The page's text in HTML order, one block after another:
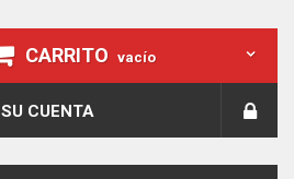
CARRITO vacío
SU CUENTA